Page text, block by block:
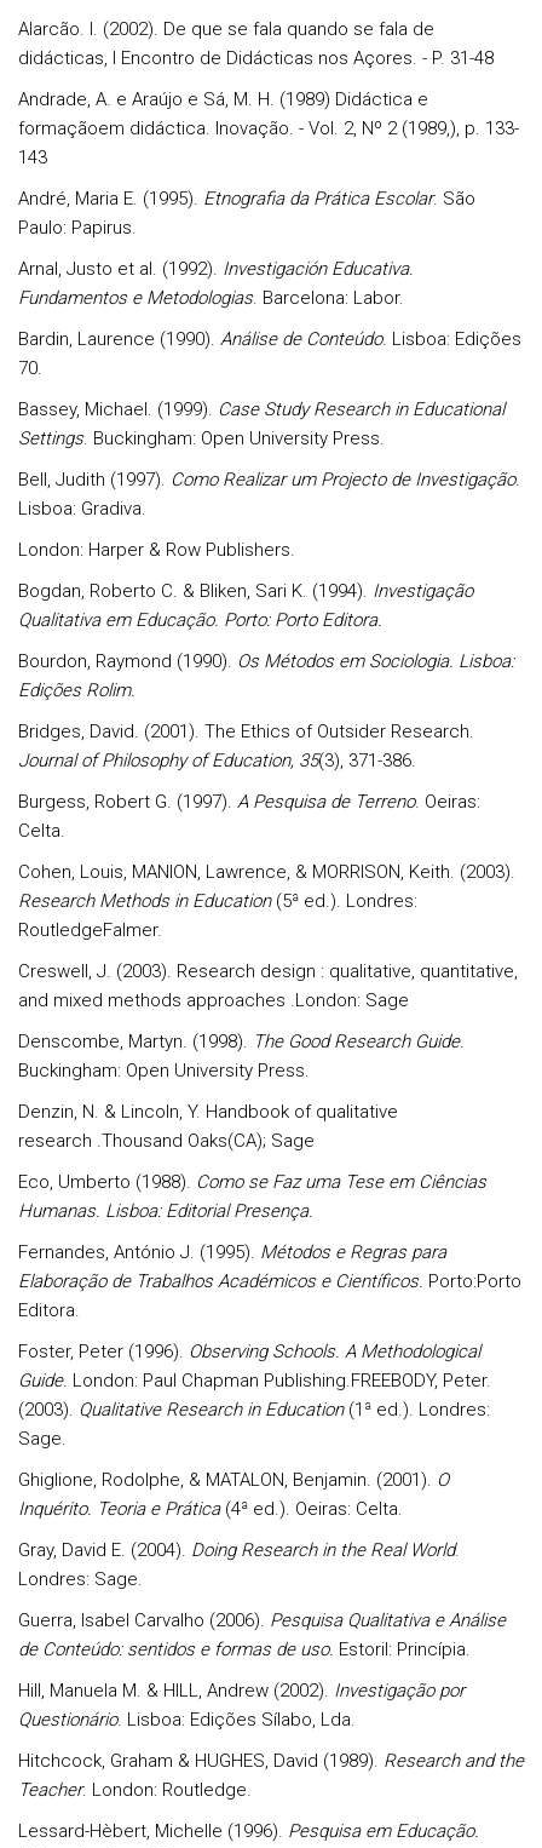
Alarcão. I. (2002). De que se fala quando se fala de
didácticas, I Encontro de Didácticas nos Açores. - P. 31-48
Andrade, A. e Araújo e Sá, M. H. (1989) Didáctica e
formaçãoem didáctica. Inovação. - Vol. 2, Nº 2 (1989,), p. 133-
143
André, Maria E. (1995). Etnografia da Prática Escolar. São
Paulo: Papirus.
Arnal, Justo et al. (1992). Investigación Educativa.
Fundamentos e Metodologias. Barcelona: Labor.
Bardin, Laurence (1990). Análise de Conteúdo. Lisboa: Edições
70.
Bassey, Michael. (1999). Case Study Research in Educational
Settings. Buckingham: Open University Press.
Bell, Judith (1997). Como Realizar um Projecto de Investigação.
Lisboa: Gradiva.
London: Harper & Row Publishers.
Bogdan, Roberto C. & Bliken, Sari K. (1994). Investigação
Qualitativa em Educação. Porto: Porto Editora.
Bourdon, Raymond (1990). Os Métodos em Sociologia. Lisboa:
Edições Rolim.
Bridges, David. (2001). The Ethics of Outsider Research.
Journal of Philosophy of Education, 35(3), 371-386.
Burgess, Robert G. (1997). A Pesquisa de Terreno. Oeiras:
Celta.
Cohen, Louis, MANION, Lawrence, & MORRISON, Keith. (2003).
Research Methods in Education(5ª ed.). Londres:
RoutledgeFalmer.
Creswell, J. (2003). Research design : qualitative, quantitative,
and mixed methods approaches .London: Sage
Denscombe, Martyn. (1998). The Good Research Guide.
Buckingham: Open University Press.
Denzin, N. & Lincoln, Y. Handbook of qualitative
research .Thousand Oaks(CA); Sage
Eco, Umberto (1988). Como se Faz uma Tese em Ciências
Humanas. Lisboa: Editorial Presença.
Fernandes, António J. (1995). Métodos e Regras para
Elaboração de Trabalhos Académicos e Científicos. Porto:Porto
Editora.
Foster, Peter (1996). Observing Schools. A Methodological
Guide. London: Paul Chapman Publishing.FREEBODY, Peter.
(2003). Qualitative Research in Education(1ª ed.). Londres:
Sage.
Ghiglione, Rodolphe, & MATALON, Benjamin. (2001). O
Inquérito. Teoria e Prática(4ª ed.). Oeiras: Celta.
Gray, David E. (2004). Doing Research in the Real World.
Londres: Sage.
Guerra, Isabel Carvalho (2006). Pesquisa Qualitativa e Análise
de Conteúdo: sentidos e formas de uso. Estoril: Princípia.
Hill, Manuela M. & HILL, Andrew (2002). Investigação por
Questionário. Lisboa: Edições Sílabo, Lda.
Hitchcock, Graham & HUGHES, David (1989). Research and the
Teacher. London: Routledge.
Lessard-Hèbert, Michelle (1996). Pesquisa em Educação.